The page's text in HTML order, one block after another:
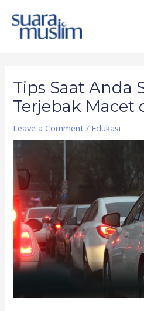
content
Tips Saat Anda
Terjebak Macet
Leave a Comment / Edukasi